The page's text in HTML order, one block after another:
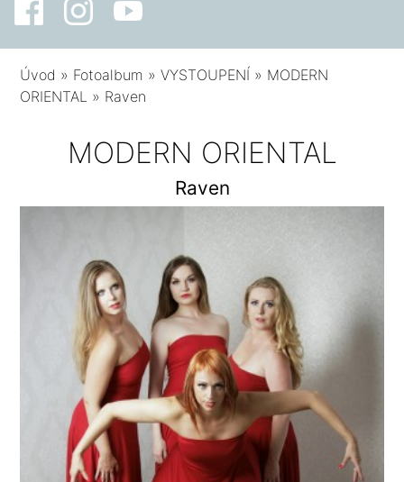
Úvod » Fotoalbum »VYSTOUPENÍ » MODERN
ORIENTAL » Raven
MODERN ORIENTAL
Raven